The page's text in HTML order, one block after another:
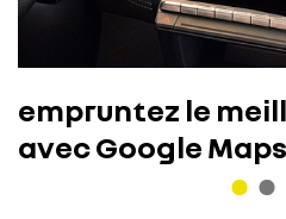
empruntez le
avec Google Maps